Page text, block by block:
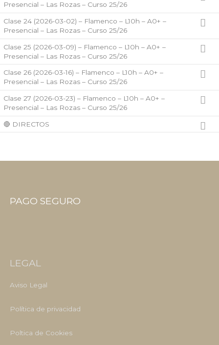
Presencial – Las Rozas – Curso 25/26
Clase 24 (2026-03-02) – Flamenco – L10h – A0+ –
Presencial – Las Rozas – Curso 25/26
Clase 25 (2026-03-09) – Flamenco – L10h – A0+ –
Presencial – Las Rozas – Curso 25/26
Clase 26 (2026-03-16) – Flamenco – L10h – A0+ –
Presencial – Las Rozas – Curso 25/26
Clase 27 (2026-03-23) – Flamenco – L10h – A0+ –
Presencial – Las Rozas – Curso 25/26
🔴 DIRECTOS
PAGO SEGURO
LEGAL
Aviso Legal
Política de privacidad
Poltica de Cookies